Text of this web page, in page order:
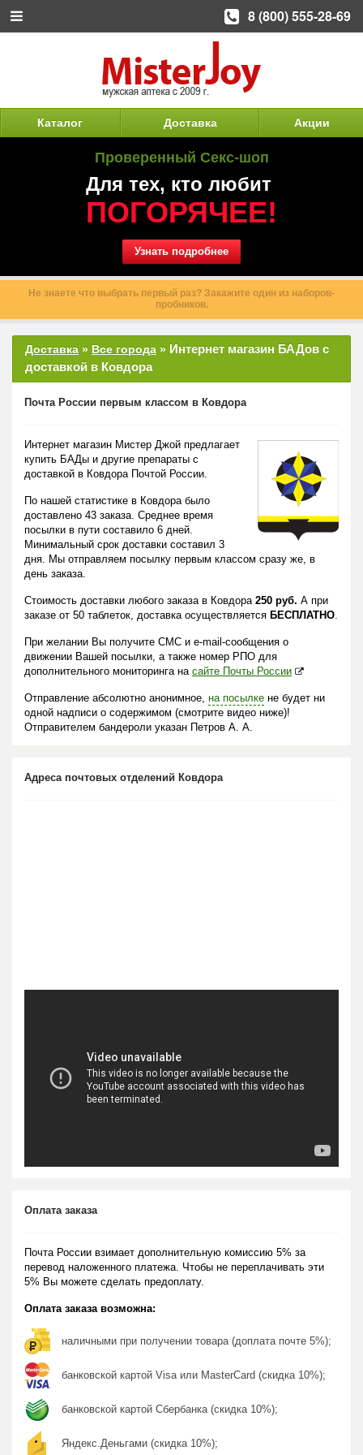
Каталог Доставка Акции
Проверенный Секс-шоп
Для тех, кто любит
ПОГОРЯЧЕЕ!
Узнать подробнее
Не знаете что выбрать первый раз? Закажите один из наборов-
пробников.
Доставка » Все города » Интернет магазин БАДов с
доставкой в Ковдора
Почта России первым классом в Ковдора
Интернет магазин Мистер Джой предлагает
купить БАДы и другие препараты с
доставкой в Ковдора Почтой России.
По нашей статистике в Ковдора было
доставлено 43 заказа. Среднее время
посылки в пути составило 6 дней.
Минимальный срок доставки составил 3
дня. Мы отправляем посылку первым классом сразу же, в
день заказа.
Стоимость доставки любого заказа в Ковдора 250 руб. А при
заказе от 50 таблеток, доставка осуществляется БЕСПЛАТНО.
При желании Вы получите СМС и e-mail-сообщения о
движении Вашей посылки, а также номер РПО для
дополнительного мониторинга на сайте Почты России
Отправление абсолютно анонимное, на посылке не будет ни
одной надписи о содержимом (смотрите видео ниже)!
Отправителем бандероли указан Петров А. А.
Адреса почтовых отделений Ковдора
Оплата заказа
Почта России взимает дополнительную комиссию 5% за
перевод наложенного платежа. Чтобы не переплачивать эти
5% Вы можете сделать предоплату.
Оплата заказа возможна:
наличными при получении товара (доплата почте 5%);
банковской картой Visa или MasterCard (скидка 10%);
банковской картой Сбербанка (скидка 10%);
Яндекс.Деньгами (скидка 10%);
8 (800) 555-28-69